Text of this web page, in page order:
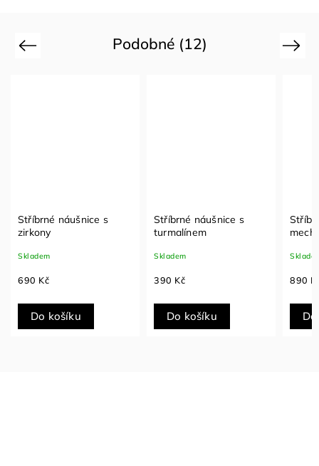
Podobné (12)
Previous
Stříbrné náušnice s
zirkony
Skladem
690 Kč
Do košíku
Stříbrné náušnice s
turmalínem
Skladem
390 Kč
Do košíku
890
Next